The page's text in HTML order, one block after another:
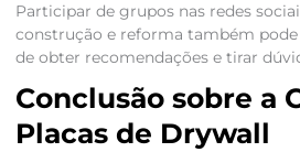
Participar de grupos nas redes
construção e reforma também
de obter recomendações e tirar
Conclusão sobre a
Placas de Drywall